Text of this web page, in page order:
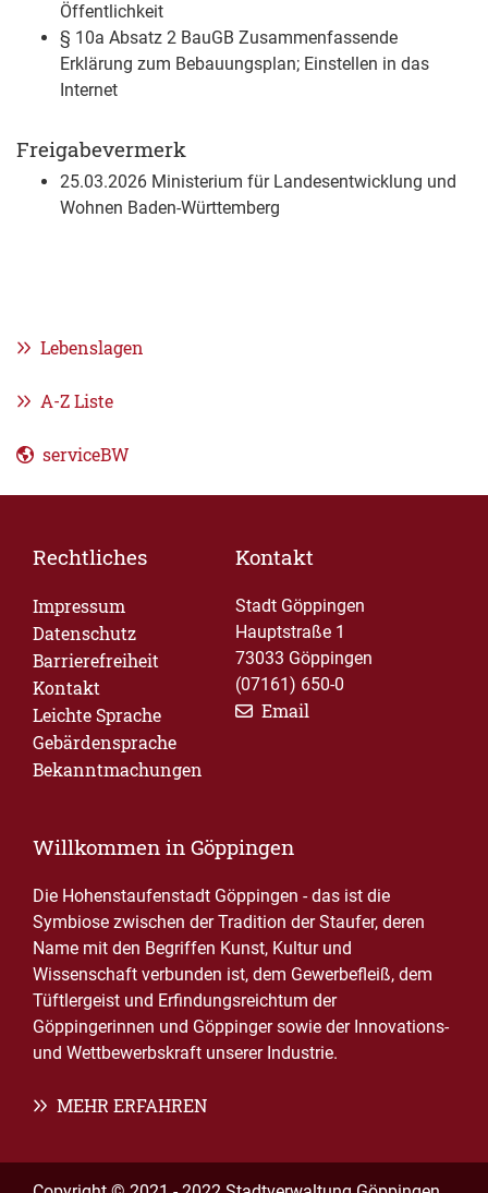
Öffentlichkeit
§ 10a Absatz 2 BauGB Zusammenfassende
Erklärung zum Bebauungsplan; Einstellen in das
Internet
Freigabevermerk
25.03.2026 Ministerium für Landesentwicklung und
Wohnen Baden-Württemberg
Lebenslagen
A-Z Liste
serviceBW
Rechtliches
Impressum
Datenschutz
Barrierefreiheit
Kontakt
Leichte Sprache
Gebärdensprache
Bekanntmachungen
Kontakt
Stadt Göppingen
Hauptstraße 1
73033 Göppingen
(07161) 650-0
Email
Willkommen in Göppingen
Die Hohenstaufenstadt Göppingen - das ist die
Symbiose zwischen der Tradition der Staufer, deren
Name mit den Begriffen Kunst, Kultur und
Wissenschaft verbunden ist, dem Gewerbefleiß, dem
Tüftlergeist und Erfindungsreichtum der
Göppingerinnen und Göppinger sowie der Innovations-
und Wettbewerbskraft unserer Industrie.
MEHR ERFAHREN